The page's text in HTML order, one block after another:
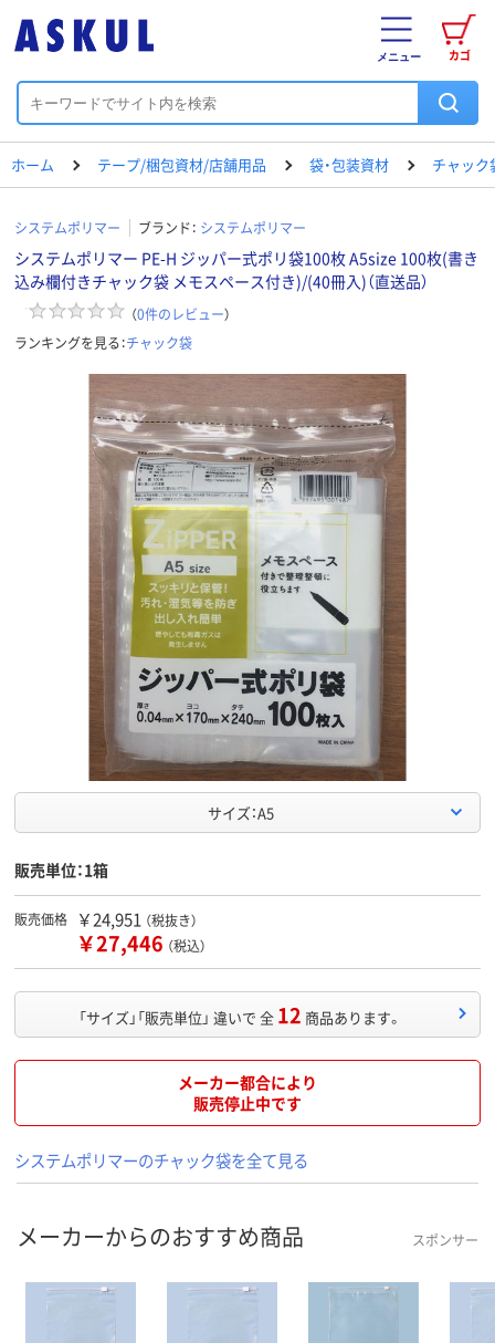
カゴ
メニュー
ホーム テープ/梱包資材/店舗用品 袋・包装資材 チャック
システムポリマー ブランド： システムポリマー
システムポリマー PE-H ジッパー式ポリ袋100枚 A5size 100枚(書き
込み欄付きチャック袋 メモスペース付き)/(40冊入)（直送品）
（0件のレビュー）
ランキングを見る：チャック袋
サイズ：A5
販売単位：1箱
販売価格 ￥24,951 （税抜き）
￥27,446 （税込）
「サイズ」「販売単位」 違いで 全 12 商品あります。
メーカー都合により
販売停止中です
システムポリマーのチャック袋を全て見る
メーカーからのおすすめ商品 スポンサー